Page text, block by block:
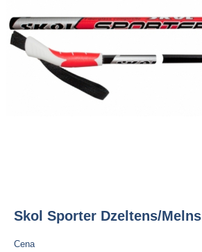
Skol Sporter Dzeltens/Melns
Cena